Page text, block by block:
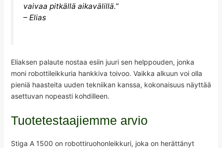
vaivaa pitkällä aikavälillä.”
– Elias
Eliaksen palaute nostaa esiin juuri sen helppouden, jonka
moni robottileikkuria hankkiva toivoo. Vaikka alkuun voi olla
pieniä haasteita uuden tekniikan kanssa, kokonaisuus näyttää
asettuvan nopeasti kohdilleen.
Tuotetestaajiemme arvio
Stiga A 1500 on robottiruohonleikkuri, joka on herättänyt